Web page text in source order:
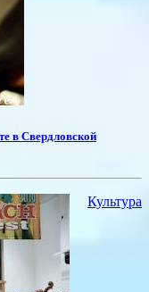
в Свердловской
Культура